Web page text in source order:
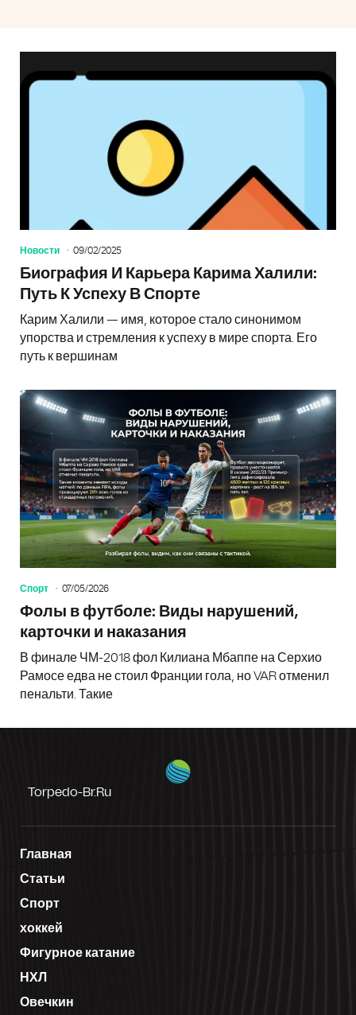
Новости 09/02/2025
Биография И Карьера Карима Халили:
Путь К Успеху В Спорте
Карим Халили — имя, которое стало синонимом
упорства и стремления к успеху в мире спорта. Его
путь к вершинам
Спорт 07/05/2026
Фолы в футболе: Виды нарушений,
карточки и наказания
В финале ЧМ-2018 фол Килиана Мбаппе на Серхио
Рамосе едва не стоил Франции гола, но VAR отменил
пенальти. Такие
Torpedo-Br.ru
Главная
Статьи
Спорт
хоккей
Фигурное катание
НХЛ
Овечкин